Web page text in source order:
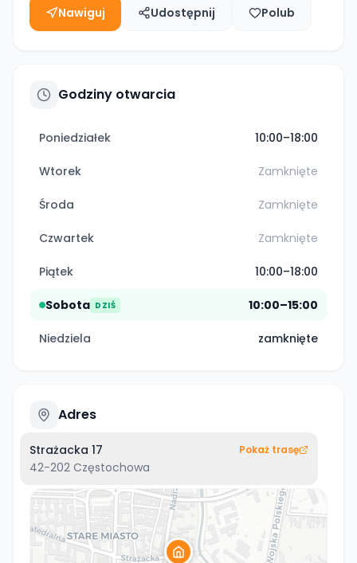
Nawiguj Udostępnij Polub
Godziny otwarcia
Poniedziałek 10:00–18:00
Wtorek Zamknięte
Środa Zamknięte
Czwartek Zamknięte
Piątek 10:00–18:00
Sobota DZIŚ 10:00–15:00
Niedziela zamknięte
Adres
Strażacka 17
42-202 Częstochowa
Pokaż trasę